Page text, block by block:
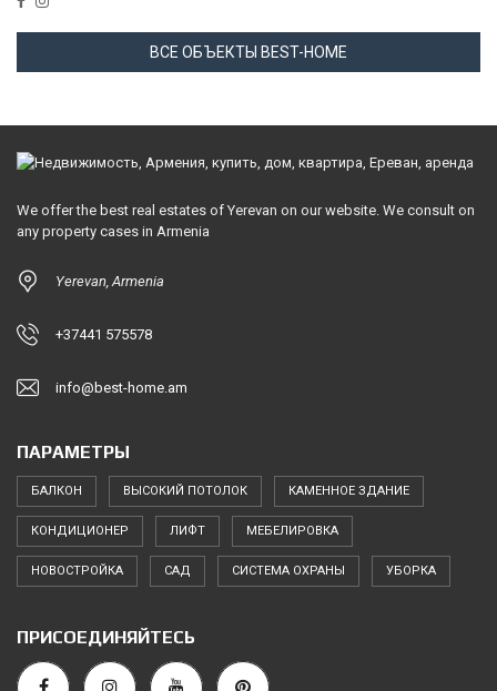
ВСЕ ОБЪЕКТЫ BEST-HOME
We offer the best real estates of Yerevan on our website. We consult on
any property cases in Armenia
Yerevan, Armenia
+37441 575578
info@best-home.am
ПАРАМЕТРЫ
БАЛКОН ВЫСОКИЙ ПОТОЛОК КАМЕННОЕ ЗДАНИЕ
КОНДИЦИОНЕР ЛИФТ МЕБЕЛИРОВКА
НОВОСТРОЙКА САД СИСТЕМА ОХРАНЫ УБОРКА
ПРИСОЕДИНЯЙТЕСЬ